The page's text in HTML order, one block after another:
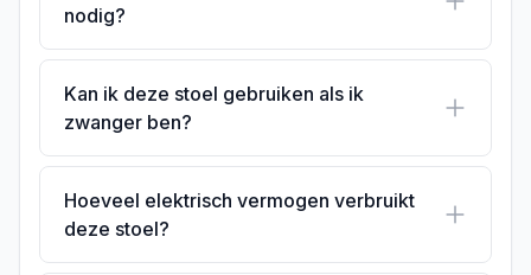
nodig?
Kan ik deze stoel gebruiken als ik
zwanger ben?
Hoeveel elektrisch vermogen verbruikt
deze stoel?